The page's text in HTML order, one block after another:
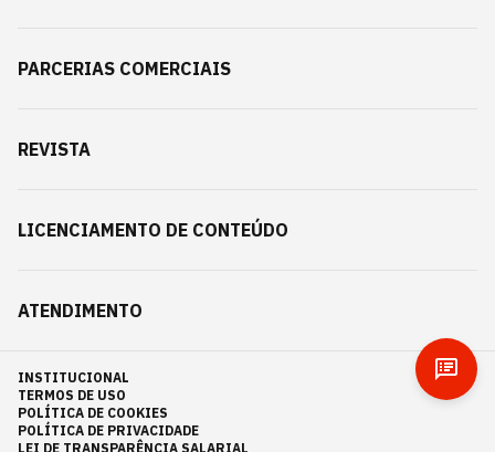
PARCERIAS COMERCIAIS
REVISTA
LICENCIAMENTO DE CONTEÚDO
ATENDIMENTO
INSTITUCIONAL
TERMOS DE USO
POLÍTICA DE COOKIES
POLÍTICA DE PRIVACIDADE
LEI DE TRANSPARÊNCIA SALARIAL